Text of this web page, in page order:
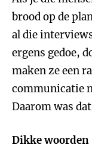
brood op de
al die
ergens gedoe,
maken ze een
communicatie
Daarom was
Dikke woorden